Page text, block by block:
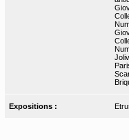
Expositions :